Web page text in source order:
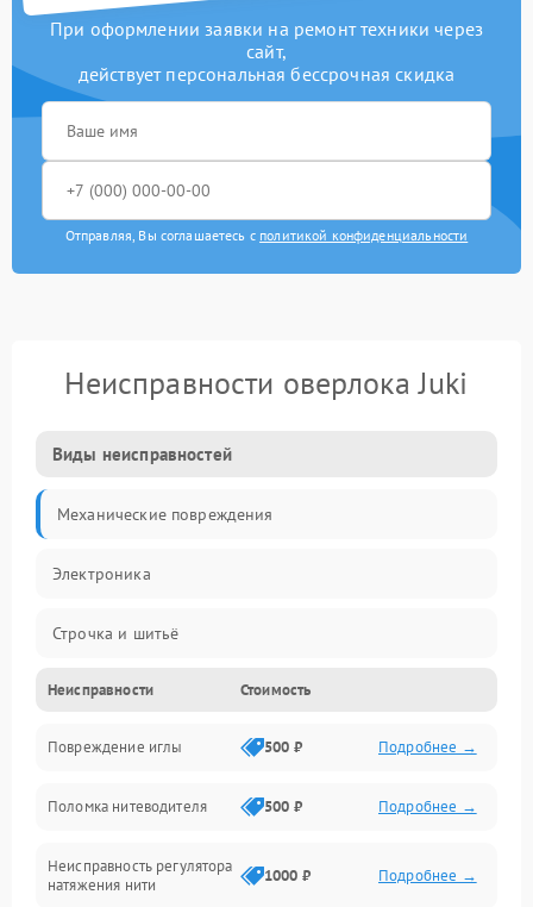
При оформлении заявки на ремонт техники через
сайт,
действует персональная бессрочная скидка
Отправляя, Вы соглашаетесь с политикой конфиденциальности
Неисправности оверлока Juki
Виды неисправностей
Механические повреждения
Электроника
Строчка и шитьё
Прочие неисправности
Подача ткани
Игловодитель и механизмы
Ножи и обрезка
Неисправности Стоимость
Повреждение иглы 500 ₽ Подробнее →
Поломка нитеводителя 500 ₽ Подробнее →
Неисправность регулятора
натяжения нити
1000 ₽ Подробнее →